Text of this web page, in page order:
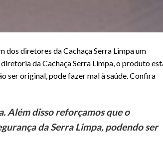
dos diretores da Cachaça Serra Limpa um
da Cachaça Serra Limpa, o produto
ser original, pode fazer mal à saúde. Confira
Além disso reforçamos que o
da Serra Limpa, podendo ser